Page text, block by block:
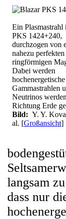
Ein Plasmastrahl
PKS 1424+240,
durchzogen von
nahezu perfekten
ringförmigen
Dabei werden
hochenergetische
Gammastrahlen
Neutrinos
Richtung Erde
Bild: Y. Y.
al. [Großansicht]
langsam
dass nur